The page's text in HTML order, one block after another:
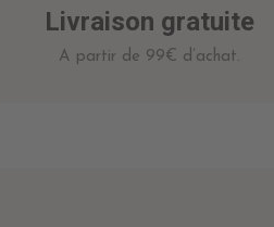
Livraison gratuite
A partir de 99€ d’achat.